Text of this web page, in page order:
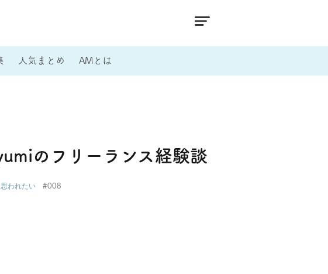
人気まとめ AMとは
のフリーランス経験談
われたい #008